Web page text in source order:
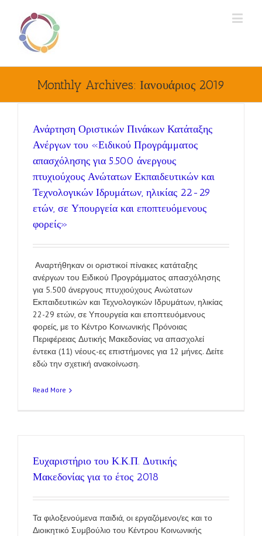
Monthly Archives: Ιανουάριος 2019
Ανάρτηση Οριστικών Πινάκων Κατάταξης
Ανέργων του «Ειδικού Προγράμματος
απασχόλησης για 5.500 άνεργους
πτυχιούχους Ανώτατων Εκπαιδευτικών και
Τεχνολογικών Ιδρυμάτων, ηλικίας 22-29
ετών, σε Υπουργεία και εποπτευόμενους
φορείς»
Αναρτήθηκαν οι οριστικοί πίνακες κατάταξης
ανέργων του Ειδικού Προγράμματος απασχόλησης
για 5.500 άνεργους πτυχιούχους Ανώτατων
Εκπαιδευτικών και Τεχνολογικών Ιδρυμάτων, ηλικίας
22-29 ετών, σε Υπουργεία και εποπτευόμενους
φορείς, με το Κέντρο Κοινωνικής Πρόνοιας
Περιφέρειας Δυτικής Μακεδονίας να απασχολεί
έντεκα (11) νέους-ες επιστήμονες για 12 μήνες. Δείτε
εδώ την σχετική ανακοίνωση.
Read More
Ευχαριστήριο του Κ.Κ.Π. Δυτικής
Μακεδονίας για το έτος 2018
Τα φιλοξενούμενα παιδιά, οι εργαζόμενοι/ες και το
Διοικητικό Συμβούλιο του Κέντρου Κοινωνικής